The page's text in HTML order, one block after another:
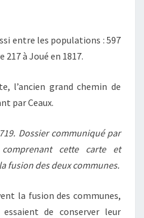
entre les populations : 597
à Joué en 1817.
l’ancien grand chemin de
par Ceaux.
Dossier communiqué par
cette carte et
fusion des deux communes.
la fusion des communes,
de conserver leur